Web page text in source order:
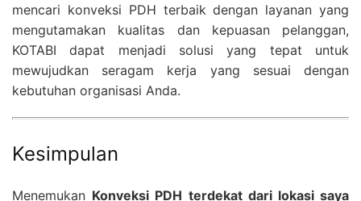
mencari konveksi PDH terbaik dengan layanan yang
mengutamakan kualitas dan kepuasan pelanggan,
KOTABI dapat menjadi solusi yang tepat untuk
mewujudkan seragam kerja yang sesuai dengan
kebutuhan organisasi Anda.
Kesimpulan
Menemukan Konveksi PDH terdekat dari lokasi saya